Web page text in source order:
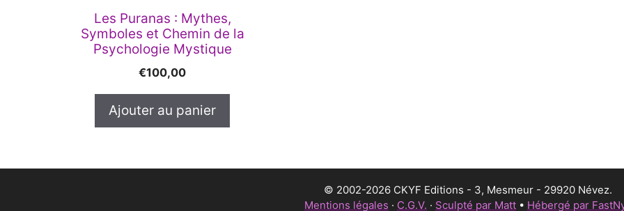
Les Puranas : Mythes,
Symboles et Chemin de la
Psychologie Mystique
€100,00
Ajouter au panier
© 2002-2026 CKYF Editions - 3, Mesmeur - 29920 Névez.
Mentions légales · C.G.V. · Sculpté par Matt • Hébergé par